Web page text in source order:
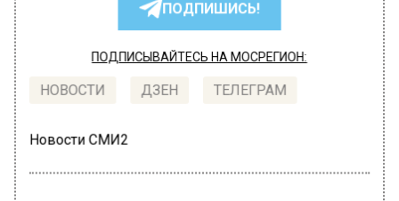
ПОДПИШИСЬ!
ПОДПИСЫВАЙТЕСЬ НА МОСРЕГИОН:
НОВОСТИ ДЗЕН ТЕЛЕГРАМ
Новости СМИ2